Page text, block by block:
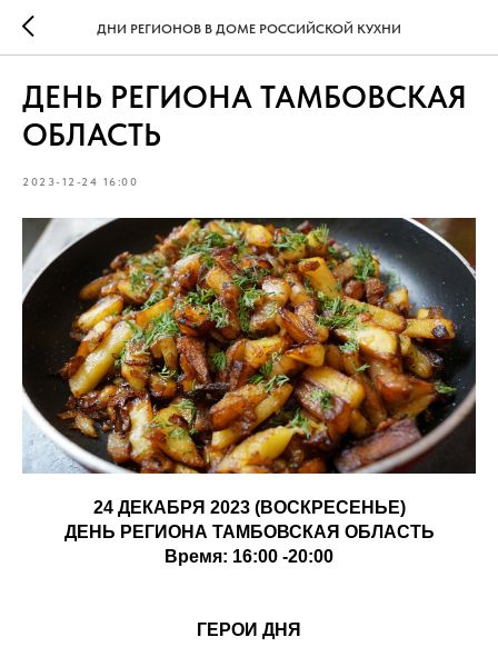
ДНИ РЕГИОНОВ В ДОМЕ РОССИЙСКОЙ КУХНИ
ДЕНЬ РЕГИОНА ТАМБОВСКАЯ
ОБЛАСТЬ
2023-12-24 16:00
24 ДЕКАБРЯ 2023 (ВОСКРЕСЕНЬЕ)
ДЕНЬ РЕГИОНА ТАМБОВСКАЯ ОБЛАСТЬ
Время: 16:00 -20:00
ГЕРОИ ДНЯ